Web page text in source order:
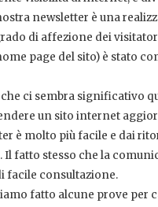
newsletter è una
di affezione dei
page del sito) è stato
ci sembra significativo
un sito internet
è molto più facile e dai
fatto stesso che la
facile consultazione.
fatto alcune prove per